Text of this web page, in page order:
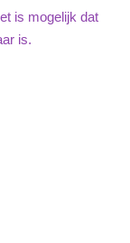
is mogelijk dat
is.